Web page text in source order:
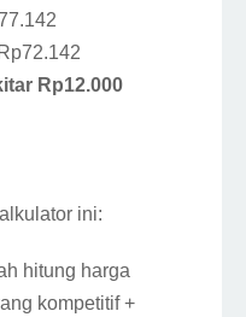
Rp12.000
ini:
hitung harga
kompetitif +